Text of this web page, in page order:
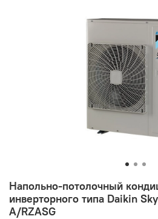
Напольно-потолочный
инверторного типа Daikin
A/RZASG